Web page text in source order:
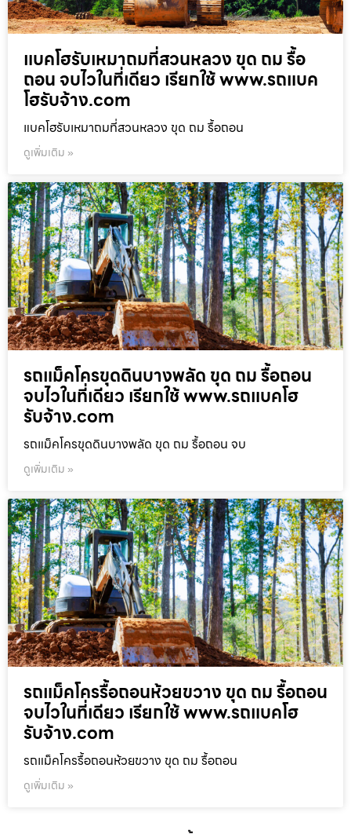
แบคโฮรับเหมาถมที่สวนหลวง ขุด ถม รื้อ
ถอน จบไวในที่เดียว เรียกใช้ www.รถแบค
โฮรับจ้าง.com
แบคโฮรับเหมาถมที่สวนหลวง ขุด ถม รื้อถอน
ดูเพิ่มเติม »
รถแม็คโครขุดดินบางพลัด ขุด ถม รื้อถอน
จบไวในที่เดียว เรียกใช้ www.รถแบคโฮ
รับจ้าง.com
รถแม็คโครขุดดินบางพลัด ขุด ถม รื้อถอน จบ
ดูเพิ่มเติม »
รถแม็คโครรื้อถอนห้วยขวาง ขุด ถม รื้อถอน
จบไวในที่เดียว เรียกใช้ www.รถแบคโฮ
รับจ้าง.com
รถแม็คโครรื้อถอนห้วยขวาง ขุด ถม รื้อถอน
ดูเพิ่มเติม »